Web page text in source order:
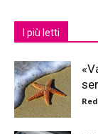
I più letti